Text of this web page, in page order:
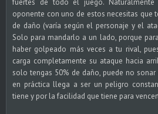
fuertes de todo el juego.
oponente con uno de estos necesitas que
de daño (varía según el personaje y el
Solo para mandarlo a un lado, porque
haber golpeado más veces a tu rival,
carga completamente su ataque hacia
solo tengas 50% de daño, puede no
en práctica llega a ser un peligro
tiene y por la facilidad que tiene para